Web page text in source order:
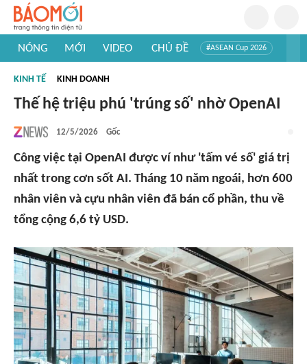
NÓNG MỚI VIDEO CHỦ ĐỀ #ASEAN Cup 2026
#Khám phá thế giới
KINH TẾ KINH DOANH
Thế hệ triệu phú 'trúng số' nhờ OpenAI
12/5/2026 Gốc
Công việc tại OpenAI được ví như 'tấm vé số' giá trị
nhất trong cơn sốt AI. Tháng 10 năm ngoái, hơn 600
nhân viên và cựu nhân viên đã bán cổ phần, thu về
tổng cộng 6,6 tỷ USD.